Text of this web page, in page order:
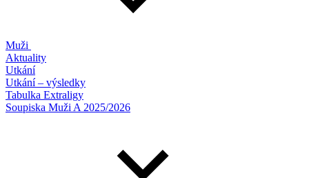
Muži
Aktuality
Utkání
Utkání – výsledky
Tabulka Extraligy
Soupiska Muži A 2025/2026